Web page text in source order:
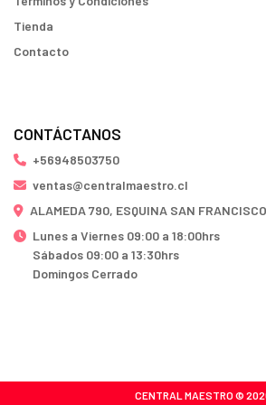
Tienda
Contacto
CONTÁCTANOS
+56948503750
ventas@centralmaestro.cl
ALAMEDA 790, ESQUINA SAN
Lunes a Viernes 09:00 a 18:00hrs
Sábados 09:00 a 13:30hrs
Domingos Cerrado
CENTRAL MAESTRO ©